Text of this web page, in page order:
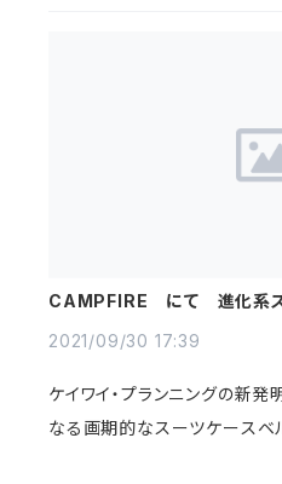
CAMPFIRE にて 進化系ス
2021/09/30 17:39
ケイワイ・プランニングの新発
なる画期的なスーツケースベル